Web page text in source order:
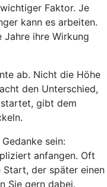
Faktor. Je
kann es arbeiten.
Jahre ihre Wirkung
ab. Nicht die Höhe
den Unterschied,
gibt dem
sein:
anfangen. Oft
der später einen
Sie gern dabei.